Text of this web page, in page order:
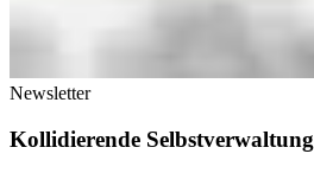
Newsletter
Kollidierende Selbstverwaltung